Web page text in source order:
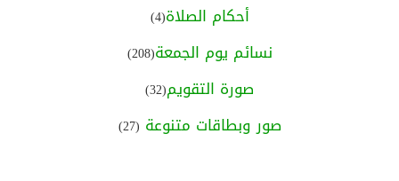
أحكام الصلاة(4)
نسائم يوم الجمعة(208)
صورة التقويم(32)
صور وبطاقات متنوعة (27)